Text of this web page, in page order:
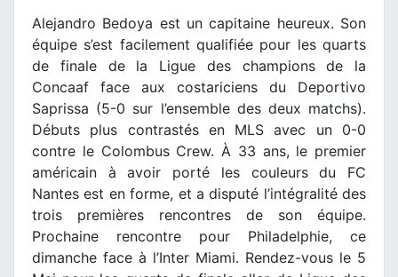
Alejandro Bedoya est un capitaine heureux. Son
équipe s’est facilement qualifiée pour les quarts
de finale de la Ligue des champions de la
Concaaf face aux costariciens du Deportivo
Saprissa (5-0 sur l’ensemble des deux matchs).
Débuts plus contrastés en MLS avec un 0-0
contre le Colombus Crew. À 33 ans, le premier
américain à avoir porté les couleurs du FC
Nantes est en forme, et a disputé l’intégralité des
trois premières rencontres de son équipe.
Prochaine rencontre pour Philadelphie, ce
dimanche face à l’Inter Miami. Rendez-vous le 5